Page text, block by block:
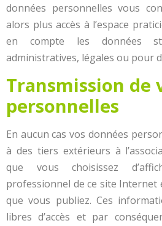
données personnelles vous
alors plus accès à l’espace
en compte les données
administratives, légales ou pour
Transmission de
personnelles
En aucun cas vos données
à des tiers extérieurs à
que vous choisissez
professionnel de ce site Internet
que vous publiez. Ces
libres d’accès et par